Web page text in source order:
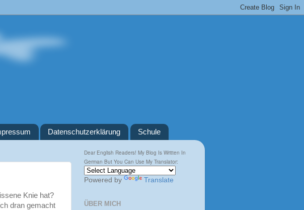
Datenschutzerklärung Schule
Knie hat?
dran gemacht
Dear English Readers! My Blog Is Written In
German But You Can Use My Translator:
Powered by Translate
ÜBER MICH